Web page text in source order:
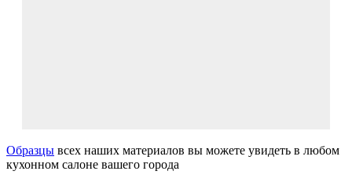
Образцы всех наших материалов вы можете увидеть в любом
кухонном салоне вашего города